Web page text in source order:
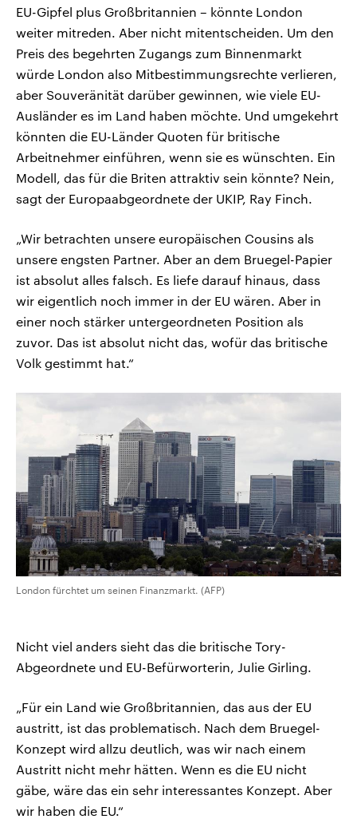
EU-Gipfel plus Großbritannien – könnte London
weiter mitreden. Aber nicht mitentscheiden. Um den
Preis des begehrten Zugangs zum Binnenmarkt
würde London also Mitbestimmungsrechte verlieren,
aber Souveränität darüber gewinnen, wie viele EU-
Ausländer es im Land haben möchte. Und umgekehrt
könnten die EU-Länder Quoten für britische
Arbeitnehmer einführen, wenn sie es wünschten. Ein
Modell, das für die Briten attraktiv sein könnte? Nein,
sagt der Europaabgeordnete der UKIP, Ray Finch.
„Wir betrachten unsere europäischen Cousins als
unsere engsten Partner. Aber an dem Bruegel-Papier
ist absolut alles falsch. Es liefe darauf hinaus, dass
wir eigentlich noch immer in der EU wären. Aber in
einer noch stärker untergeordneten Position als
zuvor. Das ist absolut nicht das, wofür das britische
Volk gestimmt hat.“
London fürchtet um seinen Finanzmarkt. (AFP)
Nicht viel anders sieht das die britische Tory-
Abgeordnete und EU-Befürworterin, Julie Girling.
„Für ein Land wie Großbritannien, das aus der EU
austritt, ist das problematisch. Nach dem Bruegel-
Konzept wird allzu deutlich, was wir nach einem
Austritt nicht mehr hätten. Wenn es die EU nicht
gäbe, wäre das ein sehr interessantes Konzept. Aber
wir haben die EU.“